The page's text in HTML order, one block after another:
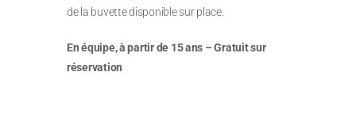
de la buvette disponible sur place.
En équipe, à partir de 15 ans – Gratuit sur
réservation